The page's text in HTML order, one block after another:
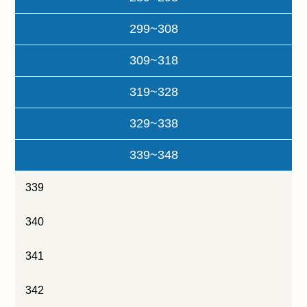
299~308
309~318
319~328
329~338
339~348
339
340
341
342